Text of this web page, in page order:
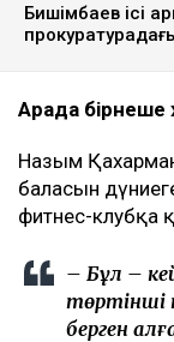
Бишімбаев ісі
Арада
Назым
баласын
фитнес-клубқа
– Бұл –
төртінші
берген